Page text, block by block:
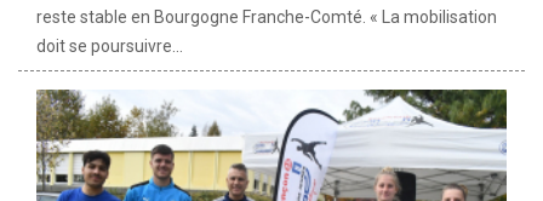
reste stable en Bourgogne Franche-Comté. « La mobilisation
doit se poursuivre...